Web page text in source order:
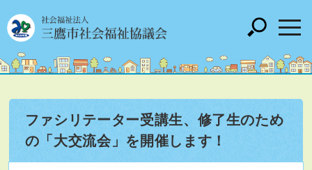
ファシリテーター受講生、修了生のため
の「大交流会」を開催します！